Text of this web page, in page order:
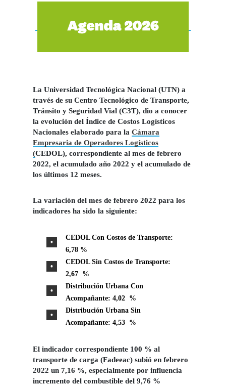
La Universidad Tecnológica Nacional (UTN) a
través de su Centro Tecnológico de Transporte,
Tránsito y Seguridad Vial (C3T), dio a conocer
la evolución del Índice de Costos Logísticos
Nacionales elaborado para la Cámara
Empresaria de Operadores Logísticos
(CEDOL), correspondiente al mes de febrero
2022, el acumulado año 2022 y el acumulado de
los últimos 12 meses.
La variación del mes de febrero 2022 para los
indicadores ha sido la siguiente:
CEDOL Con Costos de Transporte:
6,78 %
CEDOL Sin Costos de Transporte:
2,67 %
Distribución Urbana Con
Acompañante: 4,02 %
Distribución Urbana Sin
Acompañante: 4,53 %
El indicador correspondiente 100 % al
transporte de carga (Fadeeac) subió en febrero
2022 un 7,16 %, especialmente por influencia
incremento del combustible del 9,76 %